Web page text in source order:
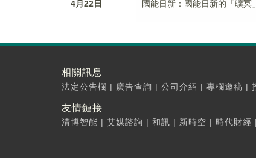
4月22日 國能日新：國能日新的「曠
相關訊息
法定公告欄 | 廣告查詢 | 公司介紹 | 專欄邀稿 |
友情鏈接
清博智能 | 艾媒諮詢 | 和訊 | 新時空 | 時代財經 |